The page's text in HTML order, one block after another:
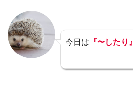
今日は 『〜したり』